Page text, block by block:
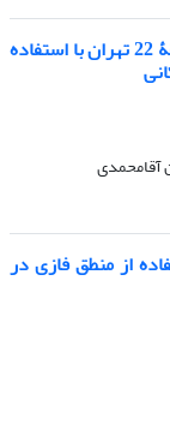
حل مسئلۀ تخصیص ایستگاه‌های آتش‌نشانی منطقۀ 22 تهران با استفاده
آقامحمدی
از منطق فازی در